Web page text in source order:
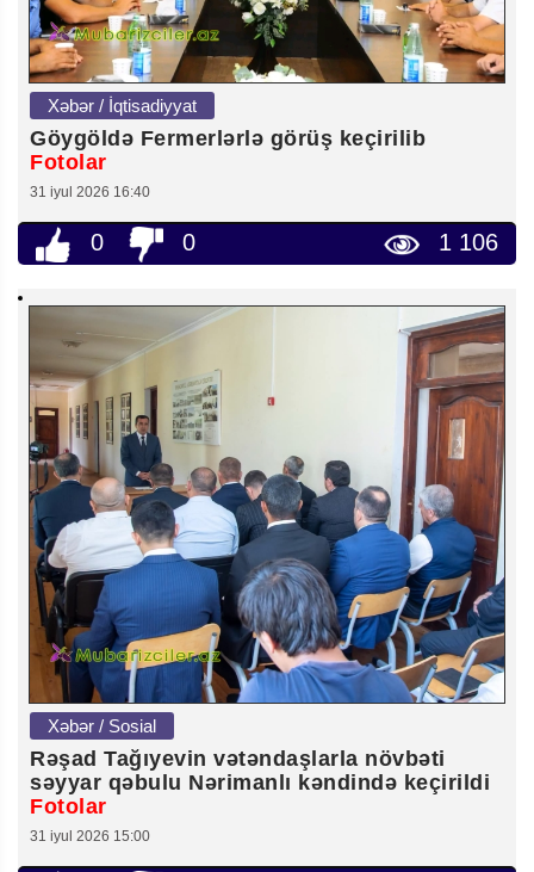
Xəbər / İqtisadiyyat
Göygöldə Fermerlərlə görüş keçirilib
Fotolar
31 iyul 2026 16:40
0 0 1 106
Xəbər / Sosial
Rəşad Tağıyevin vətəndaşlarla növbəti
səyyar qəbulu Nərimanlı kəndində keçirildi
Fotolar
31 iyul 2026 15:00